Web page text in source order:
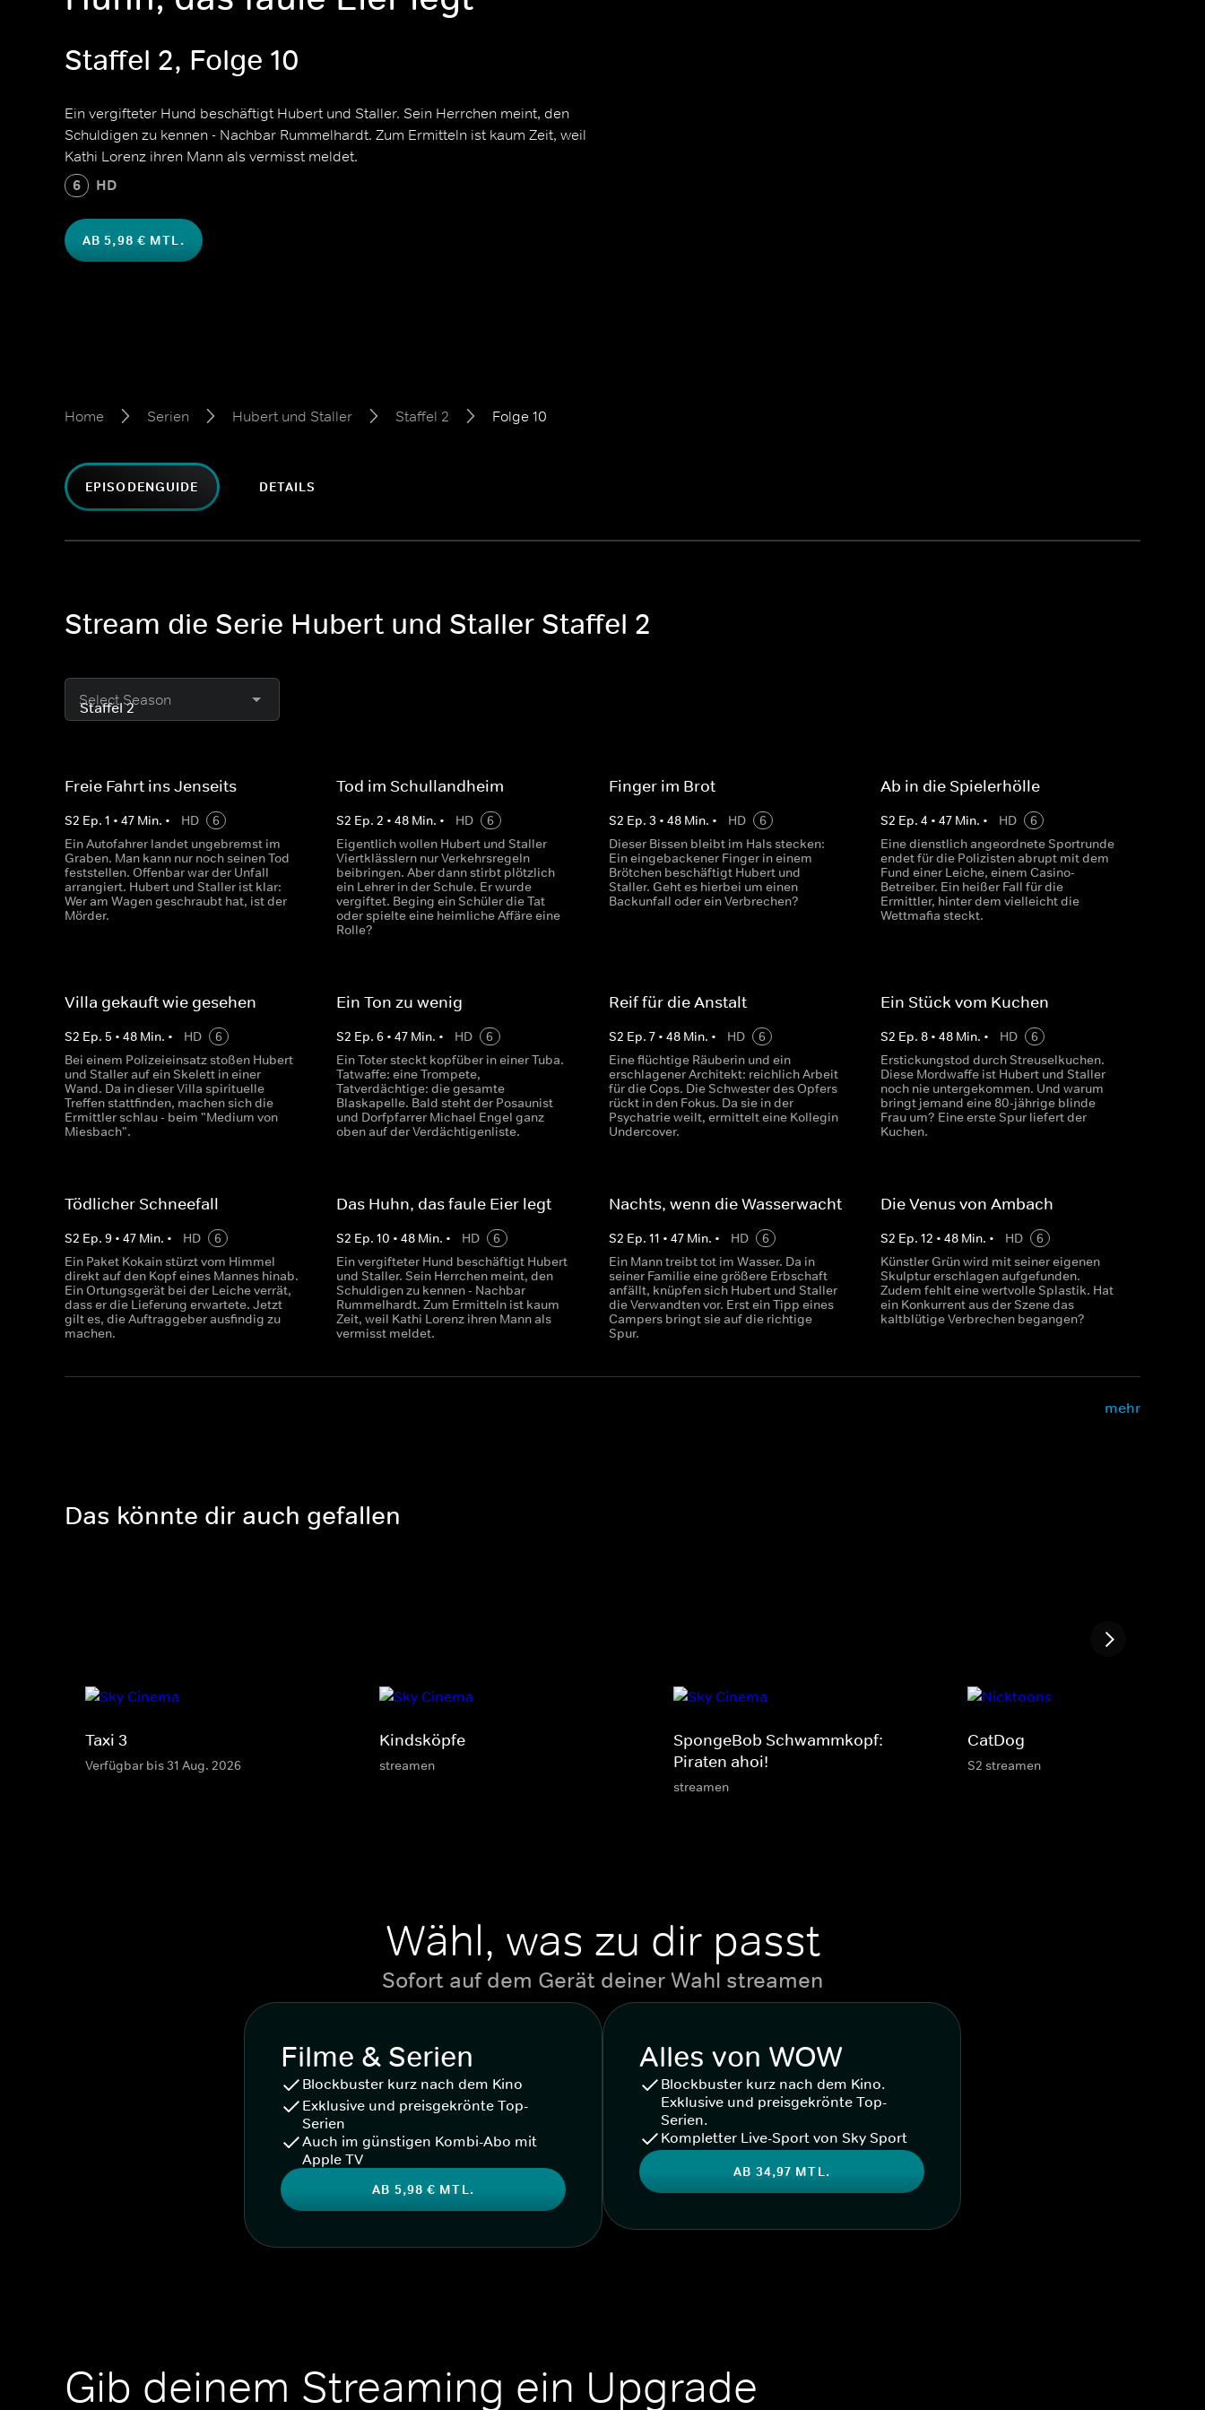
Staffel 2, Folge 10
Ein vergifteter Hund beschäftigt Hubert und Staller. Sein Herrchen meint, den
Schuldigen zu kennen - Nachbar Rummelhardt. Zum Ermitteln ist kaum Zeit, weil
Kathi Lorenz ihren Mann als vermisst meldet.
6 HD
AB 5,98 € MTL.
Home Serien Hubert und Staller Staffel 2 Folge 10
EPISODENGUIDE DETAILS
Stream die Serie Hubert und Staller Staffel 2
Select Season
Freie Fahrt ins Jenseits
S2 Ep. 1 • 47 Min. • HD
6
Ein Autofahrer landet ungebremst im
Graben. Man kann nur noch seinen Tod
feststellen. Offenbar war der Unfall
arrangiert. Hubert und Staller ist klar:
Wer am Wagen geschraubt hat, ist der
Mörder.
Tod im Schullandheim
S2 Ep.2 •48 Min. • HD
6
Eigentlich wollen Hubert und Staller
Viertklässlern nur Verkehrsregeln
beibringen. Aber dann stirbt plötzlich
ein Lehrer in der Schule. Er wurde
vergiftet. Beging ein Schüler die Tat
oder spielte eine heimliche Affäre eine
Rolle?
Finger im Brot
S2 Ep. 3 • 48Min. • HD
6
Dieser Bissen bleibt im Hals stecken:
Ein eingebackener Finger in einem
Brötchen beschäftigt Hubert und
Staller. Geht es hierbei um einen
Backunfall oder ein Verbrechen?
Ab in die Spielerhölle
S2 Ep. 4 • 47Min. • HD
6
Eine dienstlich angeordnete Sportrunde
endet für die Polizisten abrupt mit dem
Fund einer Leiche, einem Casino-
Betreiber. Ein heißer Fall für die
Ermittler, hinter dem vielleicht die
Wettmafia steckt.
Villa gekauft wie gesehen
S2 Ep. 5 • 48 Min. • HD
6
Bei einem Polizeieinsatz stoßen Hubert
und Staller auf ein Skelett in einer
Wand. Da in dieser Villa spirituelle
Treffen stattfinden, machen sich die
Ermittler schlau - beim "Medium von
Miesbach".
Ein Ton zu wenig
S2 Ep.6 •47 Min. • HD
6
Ein Toter steckt kopfüber in einer Tuba.
Tatwaffe: eine Trompete,
Tatverdächtige: die gesamte
Blaskapelle. Bald steht der Posaunist
und Dorfpfarrer Michael Engel ganz
oben auf der Verdächtigenliste.
Reif für die Anstalt
S2 Ep. 7• 48Min. • HD
6
Eine flüchtige Räuberin und ein
erschlagener Architekt: reichlich Arbeit
für die Cops. Die Schwester des Opfers
rückt in den Fokus. Da sie in der
Psychatrie weilt, ermittelt eine Kollegin
Undercover.
Ein Stück vom Kuchen
S2 Ep. 8• 48Min. • HD
6
Erstickungstod durch Streuselkuchen.
Diese Mordwaffe ist Hubert und Staller
noch nie untergekommen. Und warum
bringt jemand eine 80-jährige blinde
Frau um? Eine erste Spur liefert der
Kuchen.
Tödlicher Schneefall
S2 Ep. 9 • 47 Min. • HD
6
Ein Paket Kokain stürzt vom Himmel
direkt auf den Kopf eines Mannes hinab.
Ein Ortungsgerät bei der Leiche verrät,
dass er die Lieferung erwartete. Jetzt
gilt es, die Auftraggeber ausfindig zu
machen.
Das Huhn, das faule Eier legt
S2 Ep.10 •48 Min. • HD
6
Ein vergifteter Hund beschäftigt Hubert
und Staller. Sein Herrchen meint, den
Schuldigen zu kennen - Nachbar
Rummelhardt. Zum Ermitteln ist kaum
Zeit, weil Kathi Lorenz ihren Mann als
vermisst meldet.
Nachts, wenn die Wasserwacht
S2 Ep. 11 • 47Min. • HD
6
Ein Mann treibt tot im Wasser. Da in
seiner Familie eine größere Erbschaft
anfällt, knüpfen sich Hubert und Staller
die Verwandten vor. Erst ein Tipp eines
Campers bringt sie auf die richtige
Spur.
Die Venus von Ambach
S2 Ep. 12 • 48Min. • HD
6
Künstler Grün wird mit seiner eigenen
Skulptur erschlagen aufgefunden.
Zudem fehlt eine wertvolle Splastik. Hat
ein Konkurrent aus der Szene das
kaltblütige Verbrechen begangen?
mehr
Das könnte dir auch gefallen
Taxi 3
Verfügbar bis 31 Aug. 2026
Kindsköpfe
streamen
SpongeBob Schwammkopf:
Piraten ahoi!
streamen
CatDog
S2 streamen
Wähl, was zu dir passt
Sofort auf dem Gerät deiner Wahl streamen
Filme & Serien
Blockbuster kurz nach dem Kino
Exklusive und preisgekrönte Top-
Serien
Auch im günstigen Kombi-Abo mit
Apple TV
AB 5,98 € MTL.
Alles von WOW
Blockbuster kurz nach dem Kino.
Exklusive und preisgekrönte Top-
Serien.
Kompletter Live-Sport von Sky Sport
AB 34,97 MTL.
Gib deinem Streaming ein Upgrade